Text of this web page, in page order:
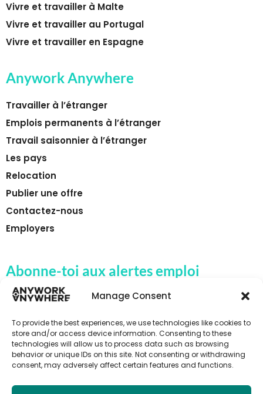
Manage Consent
To provide the best experiences, we use technologies like cookies to
store and/or access device information. Consenting to these
technologies will allow us to process data such as browsing
behavior or unique IDs on this site. Not consenting or withdrawing
consent, may adversely affect certain features and functions.
Vivre et travailler à Malte
Vivre et travailler au Portugal
Vivre et travailler en Espagne
Anywork Anywhere
Travailler à l’étranger
Emplois permanents à l’étranger
Travail saisonnier à l’étranger
Les pays
Relocation
Publier une offre
Contactez-nous
Employers
Abonne-toi aux alertes emploi
d'Anywork Anywhere
🌞 REÇOIS DES ALERTES EMPLOI